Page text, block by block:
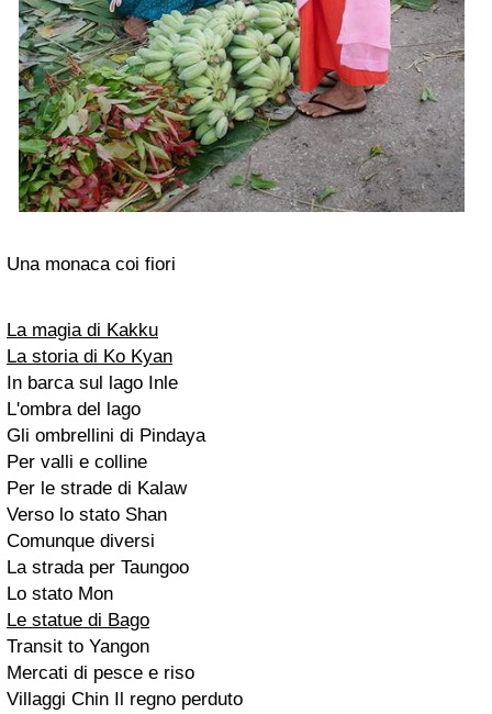
Una monaca coi fiori
La magia di Kakku
La storia di Ko Kyan
In barca sul lago Inle
L'ombra del lago
Gli ombrellini di Pindaya
Per valli e colline
Per le strade di Kalaw
Verso lo stato Shan
Comunque diversi
La strada per Taungoo
Lo stato Mon
Le statue di Bago
Transit to Yangon
Mercati di pesce e riso
Villaggi Chin Il regno perduto